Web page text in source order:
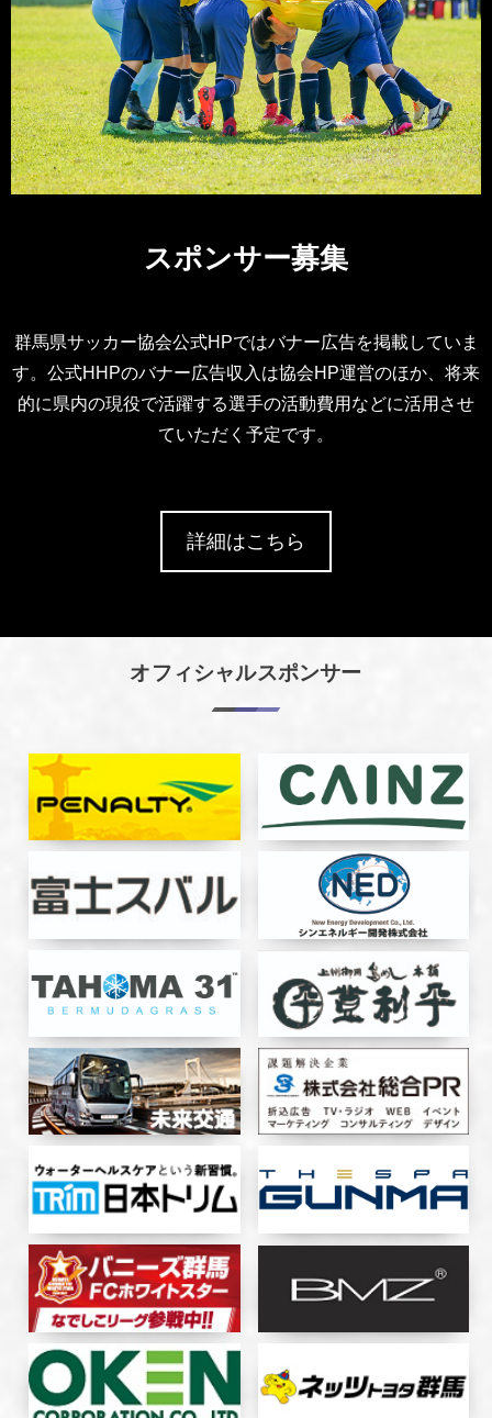
スポンサー募集
群馬県サッカー協会公式HPではバナー広告を掲載していま
す。公式HHPのバナー広告収入は協会HP運営のほか、将来
的に県内の現役で活躍する選手の活動費用などに活用させ
ていただく予定です。
詳細はこちら
オフィシャルスポンサー